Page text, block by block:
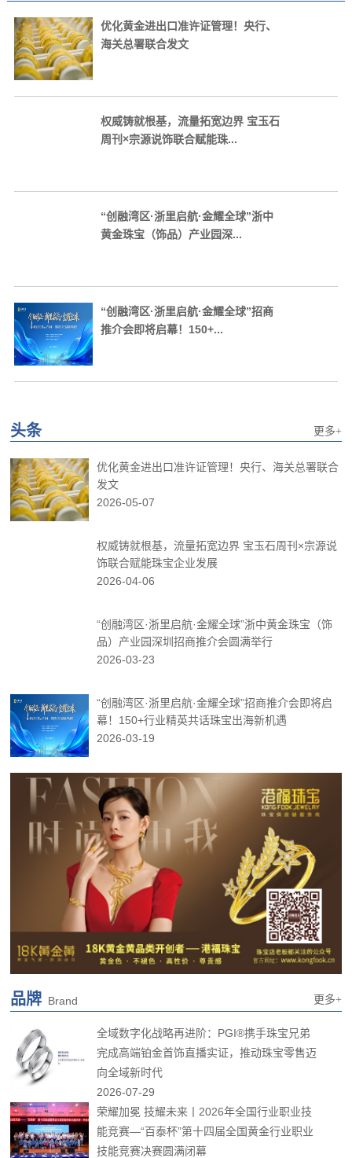
优化黄金进出口准许证管理！央行、
海关总署联合发文
权威铸就根基，流量拓宽边界 宝玉石
周刊×宗源说饰联合赋能珠...
“创融湾区·浙里启航·金耀全球”浙中
黄金珠宝（饰品）产业园深...
“创融湾区·浙里启航·金耀全球”招商
推介会即将启幕！150+...
头条 更多+
优化黄金进出口准许证管理！央行、海关总署联合
发文
2026-05-07
权威铸就根基，流量拓宽边界 宝玉石周刊×宗源说
饰联合赋能珠宝企业发展
2026-04-06
“创融湾区·浙里启航·金耀全球”浙中黄金珠宝（饰
品）产业园深圳招商推介会圆满举行
2026-03-23
“创融湾区·浙里启航·金耀全球”招商推介会即将启
幕！150+行业精英共话珠宝出海新机遇
2026-03-19
品牌 Brand 更多+
全域数字化战略再进阶：PGI®携手珠宝兄弟
完成高端铂金首饰直播实证，推动珠宝零售迈
向全域新时代
2026-07-29
荣耀加冕 技耀未来丨2026年全国行业职业技
能竞赛—“百泰杯”第十四届全国黄金行业职业
技能竞赛决赛圆满闭幕